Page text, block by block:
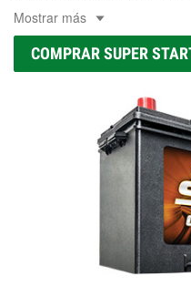
Mostrar más
COMPRAR SUPER